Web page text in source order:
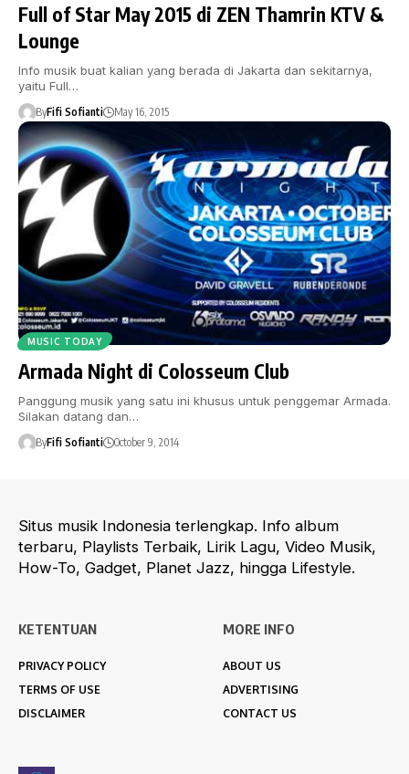
Full of Star May 2015 di ZEN Thamrin KTV &
Lounge
Info musik buat kalian yang berada di Jakarta dan sekitarnya,
yaitu Full…
ByFifi Sofianti May 16, 2015
MUSIC TODAY
Armada Night di Colosseum Club
Panggung musik yang satu ini khusus untuk penggemar Armada.
Silakan datang dan…
ByFifi Sofianti October 9, 2014
Situs musik Indonesia terlengkap. Info album
terbaru, Playlists Terbaik, Lirik Lagu, Video Musik,
How-To, Gadget, Planet Jazz, hingga Lifestyle.
KETENTUAN
PRIVACY POLICY
TERMS OF USE
DISCLAIMER
MORE INFO
ABOUT US
ADVERTISING
CONTACT US